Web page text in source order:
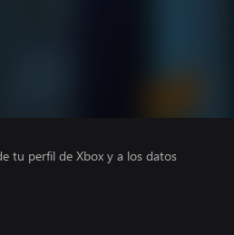
tu perfil de Xbox y a los datos